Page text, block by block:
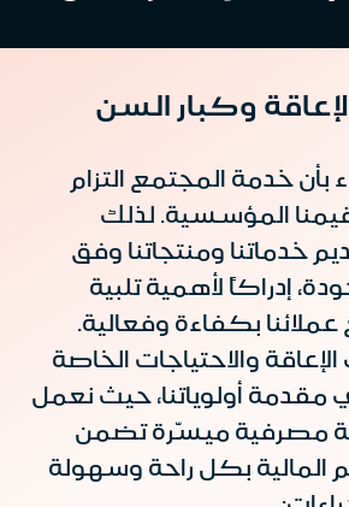
وكبار السن
بأن خدمة المجتمع التزام
المؤسسية. لذلك
خدماتنا ومنتجاتنا وفق
إدراكاً لأهمية تلبية
بكفاءة وفعالية.
والاحتياجات الخاصة
أولوياتنا، حيث نعمل
مصرفية ميسّرة تضمن
المالية بكل راحة وسهولة